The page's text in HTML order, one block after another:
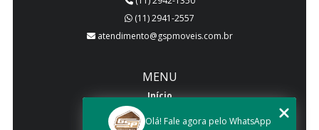
(11) 2941-2557
atendimento@gspmoveis.com.br
MENU
Início
Quem somos
Olá! Fale agora pelo WhatsApp